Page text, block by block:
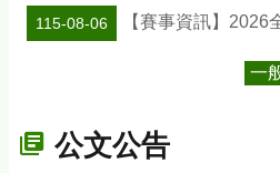
115-08-06 【賽事資訊】2026
一
公文公告